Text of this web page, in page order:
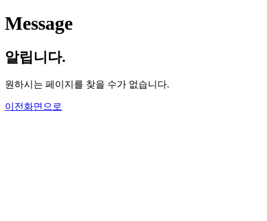
Message
알립니다.
원하시는 페이지를 찾을 수가 없습니다.
이전화면으로